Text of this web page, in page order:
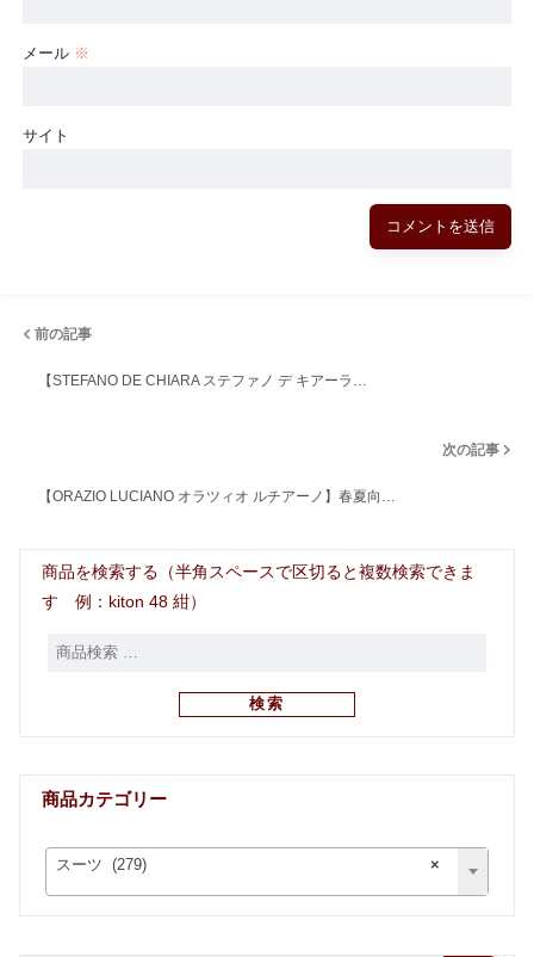
メール ※
サイト
前の記事
【STEFANO DE CHIARA ステファノ デ キアーラ…
次の記事
【ORAZIO LUCIANO オラツィオ ルチアーノ】春夏向…
商品を検索する（半角スペースで区切ると複数検索できま
す 例：kiton 48 紺）
検索
商品カテゴリー
×
スーツ (279)